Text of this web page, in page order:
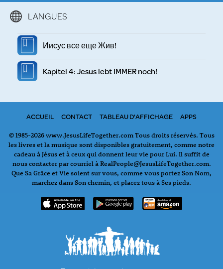
LANGUES
Иисус все еще Жив!
Kapitel 4: Jesus lebt IMMER noch!
ACCUEIL CONTACT TABLEAU D'AFFICHAGE APPS
© 1985-2026 www.JesusLifeTogether.com Tous droits réservés. Tous
les livres et la musique sont disponibles gratuitement, comme notre
cadeau à Jésus et à ceux qui donnent leur vie pour Lui. Il suffit de
nous contacter par courriel à RealPeople@JesusLifeTogether.com.
Que Sa Grâce et Vie soient sur vous, comme vous portez Son Nom,
marchez dans Son chemin, et placez tous à Ses pieds.